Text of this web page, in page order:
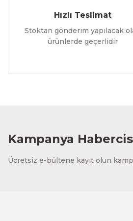
Hızlı Teslimat
Stoktan gönderim yapılacak
ürünlerde geçerlidir
Kampanya
Ücretsiz e-bültene kayıt olun